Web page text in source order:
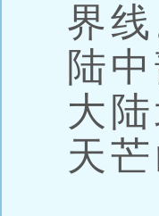
界
陆
大
天